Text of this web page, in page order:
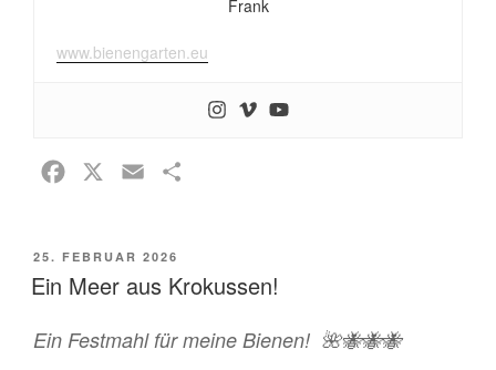
Frank
www.bienengarten.eu
e
b
i
l
e
VERÖFFENTLICHT
AM
25. FEBRUAR 2026
Ein Meer aus Krokussen!
Ein Festmahl für meine Bienen! 🌺🐝🐝🐝